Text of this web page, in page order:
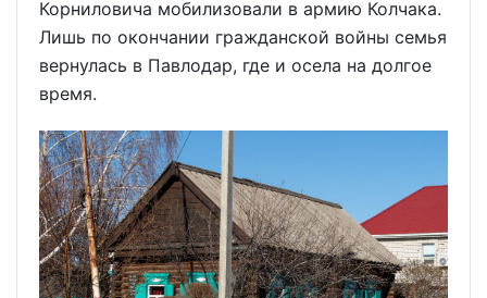
Корниловича мобилизовали в армию Колчака.
Лишь по окончании гражданской войны семья
вернулась в Павлодар, где и осела на долгое
время.